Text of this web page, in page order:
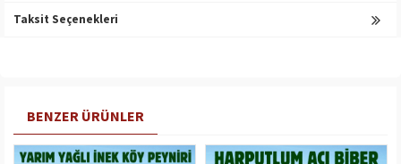
Taksit Seçenekleri
BENZER ÜRÜNLER